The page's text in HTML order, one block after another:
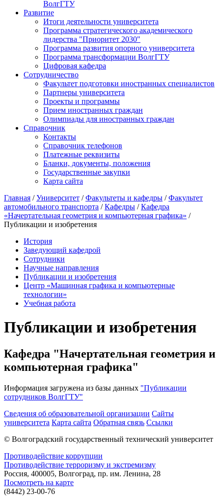
ВолгГТУ
Развитие
Итоги деятельности университета
Программа стратегического академического
лидерства "Приоритет 2030"
Программа развития опорного университета
Программа трансформации ВолгГТУ
Цифровая кафедра
Сотрудничество
Факультет подготовки иностранных специалистов
Партнеры университета
Проекты и программы
Прием иностранных граждан
Олимпиады для иностранных граждан
Справочник
Контакты
Справочник телефонов
Платежные реквизиты
Бланки, документы, положения
Государственные закупки
Карта сайта
Главная /Университет /Факультеты и кафедры /Факультет
автомобильного транспорта /Кафедры /Кафедра
«Начертательная геометрия и компьютерная графика» /
Публикации и изобретения
История
Заведующий кафедрой
Сотрудники
Научные направления
Публикации и изобретения
Центр «Машинная графика и компьютерные
технологии»
Учебная работа
Публикации и изобретения
Кафедра "Начертательная геометрия и
компьютерная графика"
Информация загружена из базы данных "Публикации
сотрудников ВолгГТУ"
Сведения об образовательной организации Сайты
университета Карта сайта Обратная связь Ссылки
© Волгоградский государственный технический университет
Противодействие коррупции
Противодействие терроризму и экстремизму
Россия, 400005, Волгоград, пр. им. Ленина, 28
Посмотреть на карте
(8442) 23-00-76